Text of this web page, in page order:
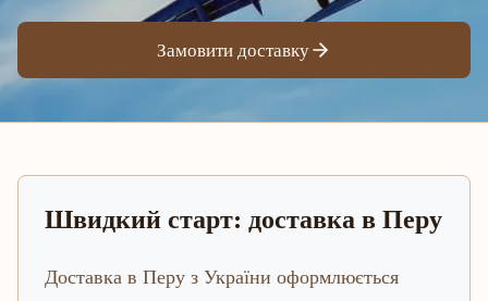
Замовити доставку
Швидкий старт: доставка в Перу
Доставка в Перу з України оформлюється